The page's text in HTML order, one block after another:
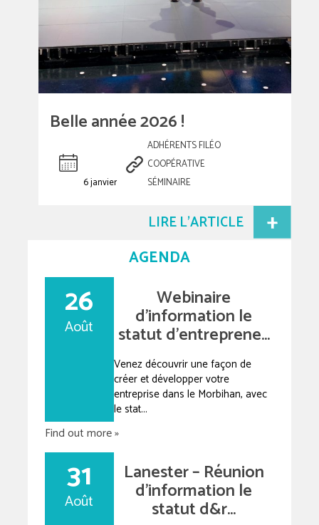
Belle année 2026 !
6 janvier
ADHÉRENTS FILÉO
COOPÉRATIVE
SÉMINAIRE
LIRE L'ARTICLE
AGENDA
26
Août
Webinaire
d’information le
statut d’entreprene...
Venez découvrir une façon de
créer et développer votre
entreprise dans le Morbihan, avec
le stat...
Find out more »
31
Août
Lanester – Réunion
d’information le
statut d&r...